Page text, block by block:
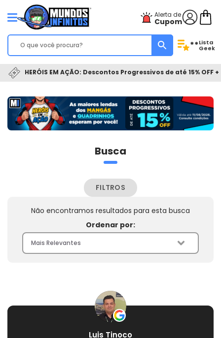
Alerta de
Cupom
**Lista
Geek
HERÓIS EM AÇÃO: Descontos Progressivos de até 15% OFF
Busca
FILTROS
Não encontramos resultados para esta busca
Ordenar por:
Luis Tinoco